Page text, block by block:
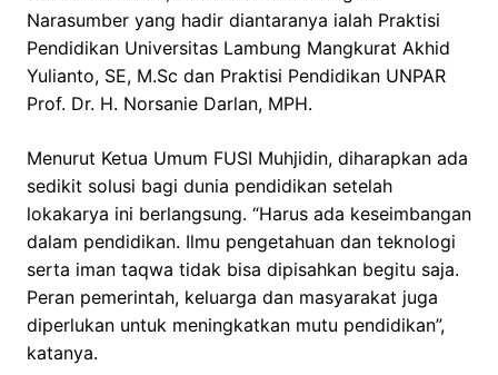
Narasumber yang hadir diantaranya ialah Praktisi
Pendidikan Universitas Lambung Mangkurat Akhid
Yulianto, SE, M.Sc dan Praktisi Pendidikan UNPAR
Prof. Dr. H. Norsanie Darlan, MPH.
Menurut Ketua Umum FUSI Muhjidin, diharapkan ada
sedikit solusi bagi dunia pendidikan setelah
lokakarya ini berlangsung. “Harus ada keseimbangan
dalam pendidikan. Ilmu pengetahuan dan teknologi
serta iman taqwa tidak bisa dipisahkan begitu saja.
Peran pemerintah, keluarga dan masyarakat juga
diperlukan untuk meningkatkan mutu pendidikan”,
katanya.